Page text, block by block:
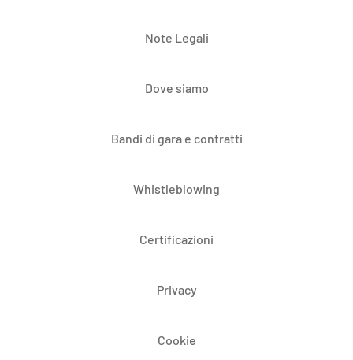
Note Legali
Dove siamo
Bandi di gara e contratti
Whistleblowing
Certificazioni
Privacy
Cookie